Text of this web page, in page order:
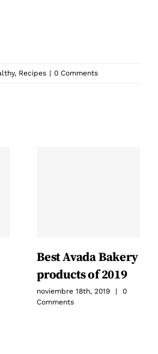
, Recipes | 0 Comments
Best Avada Bakery
products of 2019
noviembre 18th, 2019 |
0
Comments